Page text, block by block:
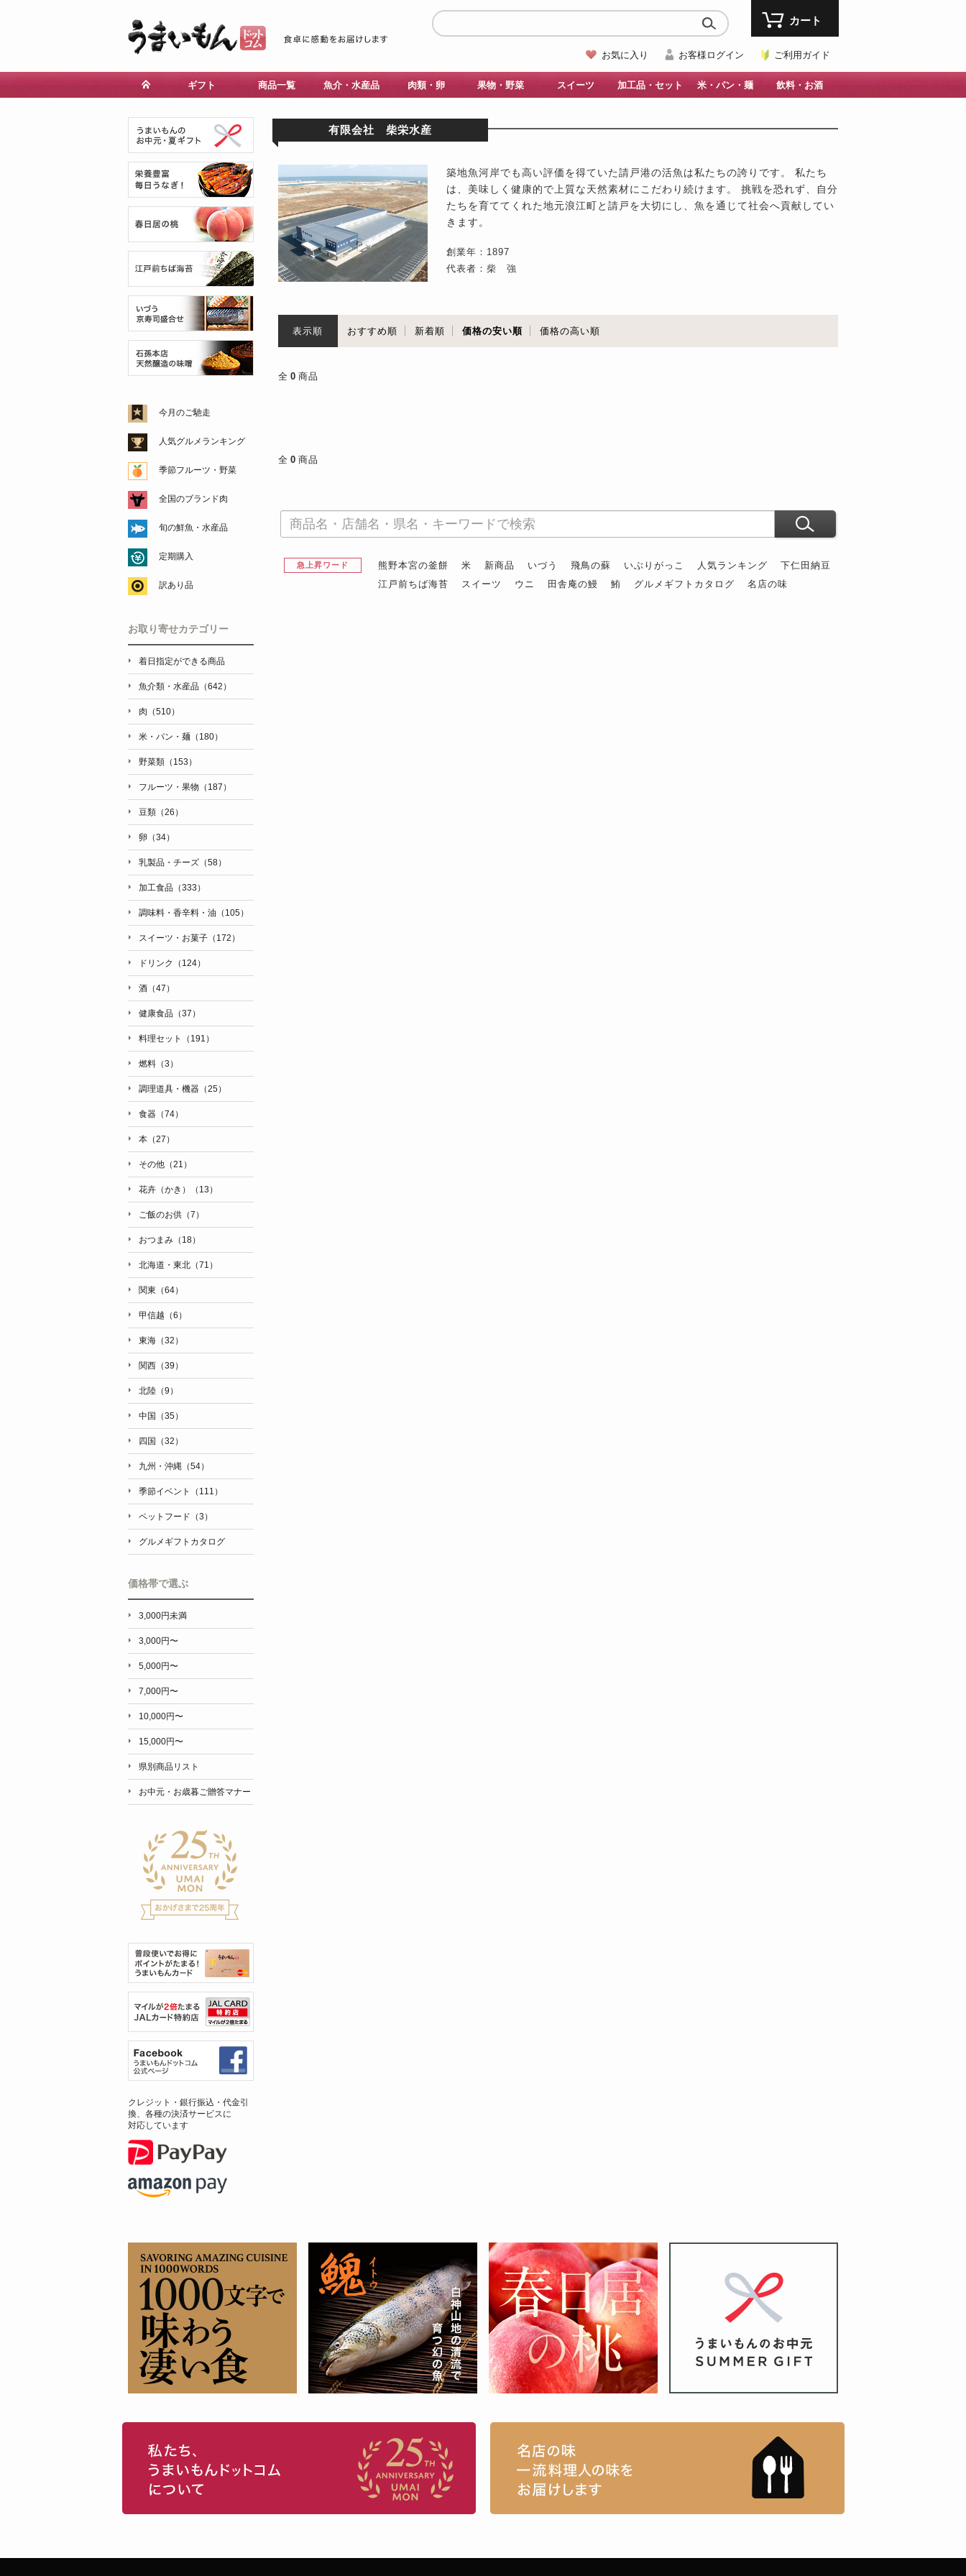
お気に入り お客様ログイン ご利用ガイド
カート
ギフト 商品一覧 魚介・水産品 肉類・卵 果物・野菜 スイーツ 加工品・セット 米・パン・麺 飲料・お酒
有限会社 柴栄水産
築地魚河岸でも高い評価を得ていた請戸港の活魚は私たちの誇りです。 私たち
は、美味しく健康的で上質な天然素材にこだわり続けます。 挑戦を恐れず、自分
たちを育ててくれた地元浪江町と請戸を大切にし、魚を通じて社会へ貢献してい
きます。
創業年：1897
代表者：柴 強
表示順 おすすめ順 新着順 価格の安い順 価格の高い順
全 0 商品
全 0 商品
急上昇ワード 熊野本宮の釜餅 米 新商品 いづう 飛鳥の蘇 いぶりがっこ 人気ランキング
下仁田納豆
江戸前ちば海苔
スイーツ ウニ 田舎庵の鰻 鮪 グルメギフトカタログ 名店の味
今月のご馳走
人気グルメランキング
季節フルーツ・野菜
全国のブランド肉
旬の鮮魚・水産品
定期購入
訳あり品
お取り寄せカテゴリー
着日指定ができる商品
魚介類・水産品（642）
肉（510）
米・パン・麺（180）
野菜類（153）
フルーツ・果物（187）
豆類（26）
卵（34）
乳製品・チーズ（58）
加工食品（333）
調味料・香辛料・油（105）
スイーツ・お菓子（172）
ドリンク（124）
酒（47）
健康食品（37）
料理セット（191）
燃料（3）
調理道具・機器（25）
食器（74）
本（27）
その他（21）
花卉（かき）（13）
ご飯のお供（7）
おつまみ（18）
北海道・東北（71）
関東（64）
甲信越（6）
東海（32）
関西（39）
北陸（9）
中国（35）
四国（32）
九州・沖縄（54）
季節イベント（111）
ペットフード（3）
グルメギフトカタログ
価格帯で選ぶ
3,000円未満
3,000円〜
5,000円〜
7,000円〜
10,000円〜
15,000円〜
県別商品リスト
お中元・お歳暮ご贈答マナー
クレジット・銀行振込・代金引
換、各種の決済サービスに
対応しています